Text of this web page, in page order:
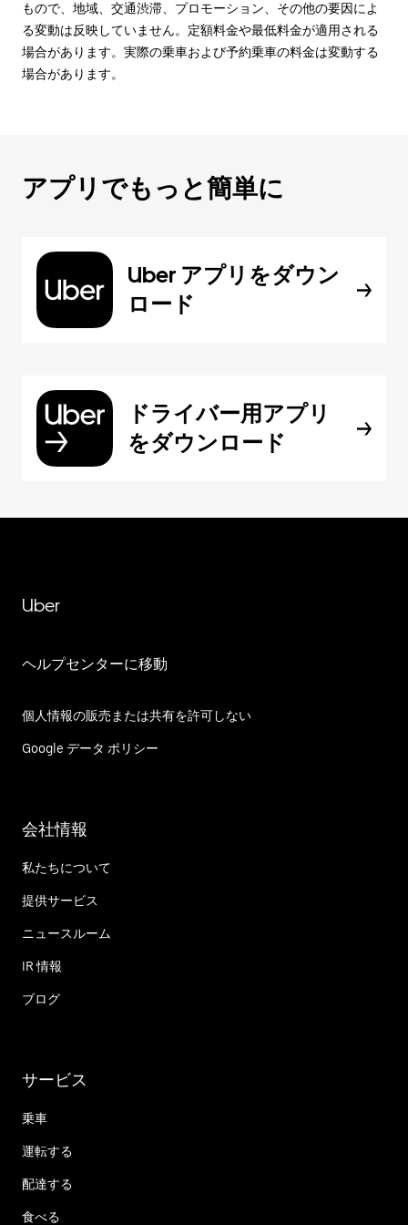
もので、地域、交通渋滞、プロモーション、その他の要因によ
る変動は反映していません。定額料金や最低料金が適用される
場合があります。実際の乗車および予約乗車の料金は変動する
場合があります。
アプリでもっと簡単に
Uber アプリをダウン
ロード
ドライバー用アプリ
をダウンロード
Uber
ヘルプセンターに移動
個人情報の販売または共有を許可しない
Google データ ポリシー
会社情報
私たちについて
提供サービス
ニュースルーム
IR 情報
ブログ
サービス
乗車
運転する
配達する
食べる